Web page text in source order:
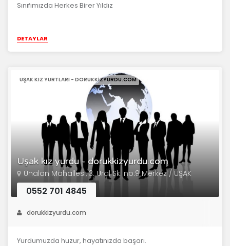
Sınıfımızda Herkes Birer Yıldız
DETAYLAR
Uşak kız yurdu - dorukkizyurdu.com
UŞAK KIZ YURTLARI - DORUKKIZYURDU.COM
Ünalan Mahallesi, 3. Ural Sk. no:9 Merkez / UŞAK
0552 701 4845
dorukkizyurdu.com
Yurdumuzda huzur, hayatınızda başarı.